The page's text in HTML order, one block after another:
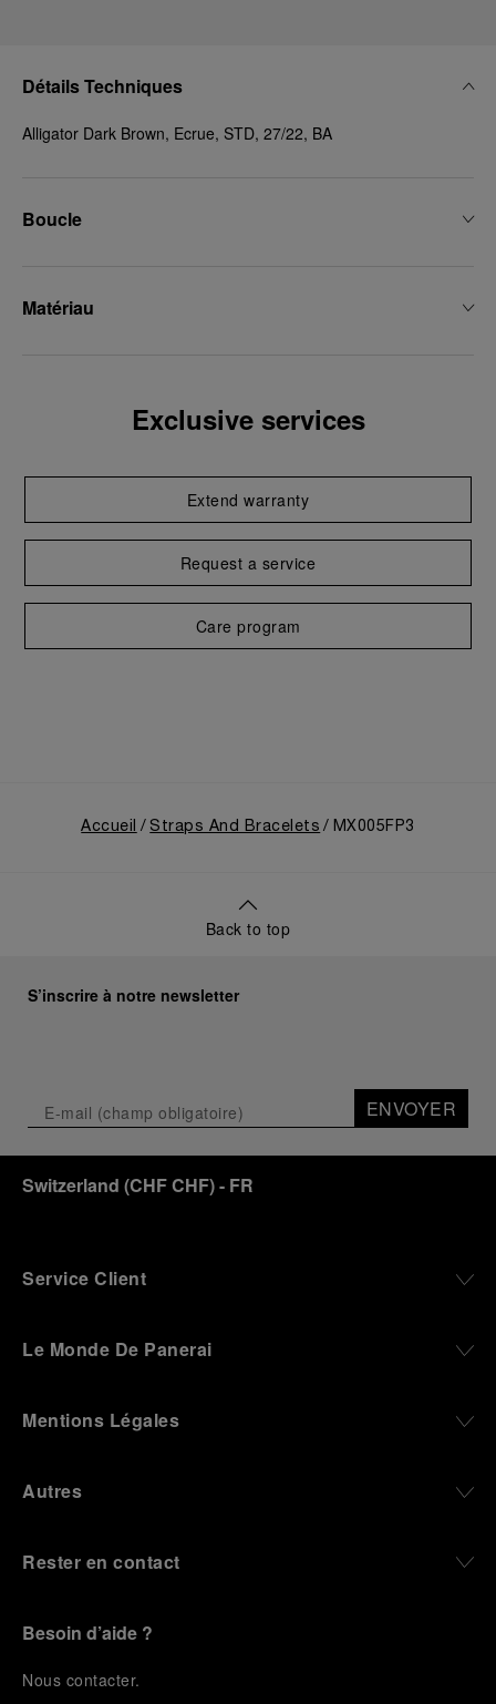
Détails Techniques
Alligator Dark Brown, Ecrue, STD, 27/22, BA
Boucle
Matériau
Exclusive services
Extend warranty
Request a service
Care program
Accueil Straps And Bracelets MX005FP3
Back to top
S’inscrire à notre newsletter
ENVOYER
Switzerland (CHF CHF)- FR
Service Client
Le Monde De Panerai
Mentions Légales
Autres
Rester en contact
Besoin d’aide ?
Nous contacter.